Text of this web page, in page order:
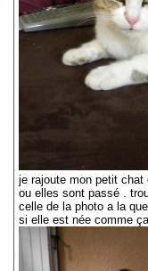
je rajoute mon petit
ou elles sont passé .
celle de la photo a la
si elle est née comme